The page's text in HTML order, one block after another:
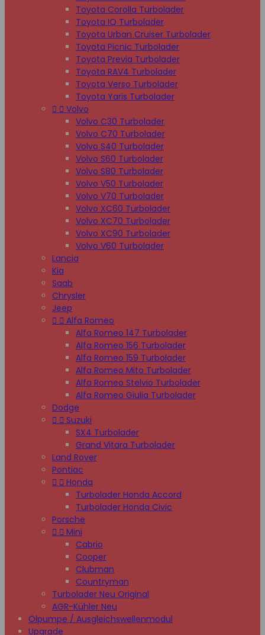
Toyota Corolla Turbolader
Toyota IQ Turbolader
Toyota Urban Cruiser Turbolader
Toyota Picnic Turbolader
Toyota Previa Turbolader
Toyota RAV4 Turbolader
Toyota Verso Turbolader
Toyota Yaris Turbolader
  Volvo
Volvo C30 Turbolader
Volvo C70 Turbolader
Volvo S40 Turbolader
Volvo S60 Turbolader
Volvo S80 Turbolader
Volvo V50 Turbolader
Volvo V70 Turbolader
Volvo XC60 Turbolader
Volvo XC70 Turbolader
Volvo XC90 Turbolader
Volvo V60 Turbolader
Lancia
Kia
Saab
Chrysler
Jeep
  Alfa Romeo
Alfa Romeo 147 Turbolader
Alfa Romeo 156 Turbolader
Alfa Romeo 159 Turbolader
Alfa Romeo Mito Turbolader
Alfa Romeo Stelvio Turbolader
Alfa Romeo Giulia Turbolader
Dodge
  Suzuki
SX4 Turbolader
Grand Vitara Turbolader
Land Rover
Pontiac
  Honda
Turbolader Honda Accord
Turbolader Honda Civic
Porsche
  Mini
Cabrio
Cooper
Clubman
Countryman
Turbolader Neu Original
AGR-Kühler Neu
Ölpumpe / Ausgleichswellenmodul
Upgrade